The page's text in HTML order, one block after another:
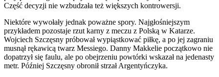
Część decyzji nie wzbudzała też większych kontrowersji.
Niektóre wywołały jednak poważne spory. Najgłośniejszym
przykładem pozostaje rzut karny z meczu z Polską w Katarze.
Wojciech Szczęsny próbował wypiąstkować piłkę, a po jej zagraniu
musnął rękawicą twarz Messiego. Danny Makkelie początkowo nie
dopatrzył się faulu, ale po obejrzeniu powtórki wskazał na jedenasty
metr. Później Szczęsny obronił strzał Argentyńczyka.